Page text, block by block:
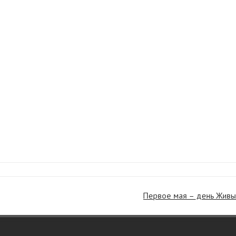
Первое мая – день Живы